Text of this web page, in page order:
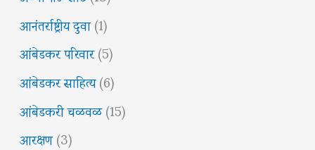
आनंतर्राष्ट्रीय दुवा(1)
आंबेडकर परिवार(5)
आंबेडकर साहित्य(6)
आंबेडकरी चळवळ(15)
आरक्षण(3)